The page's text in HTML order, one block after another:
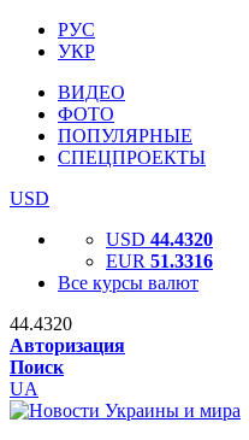
РУС
УКР
ВИДЕО
ФОТО
ПОПУЛЯРНЫЕ
СПЕЦПРОЕКТЫ
USD
USD 44.4320
EUR 51.3316
Все курсы валют
44.4320
Авторизация
Поиск
UA